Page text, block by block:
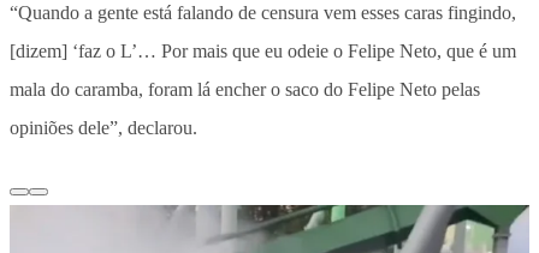
“Quando a gente está falando de censura vem esses caras fingindo,
[dizem] ‘faz o L’… Por mais que eu odeie o Felipe Neto, que é um
mala do caramba, foram lá encher o saco do Felipe Neto pelas
opiniões dele”, declarou.